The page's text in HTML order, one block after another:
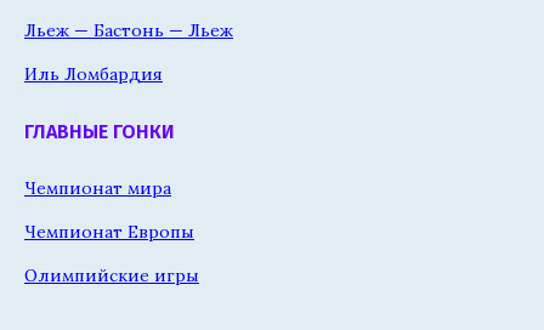
Льеж — Бастонь — Льеж
Иль Ломбардия
ГЛАВНЫЕ ГОНКИ
Чемпионат мира
Чемпионат Европы
Олимпийские игры